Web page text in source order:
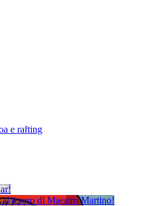
e rafting
tesoro di Maestro Martino!